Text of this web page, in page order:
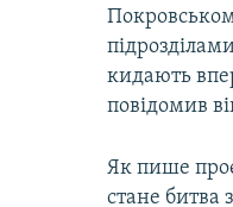
кидають
повідомив
Як пише
стане битва